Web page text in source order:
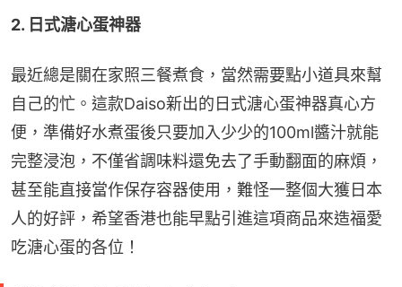
2. 日式溏心蛋神器
最近總是關在家照三餐煮食，當然需要點小道具來幫
自己的忙。這款Daiso新出的日式溏心蛋神器真心方
便，準備好水煮蛋後只要加入少少的100ml醬汁就能
完整浸泡，不僅省調味料還免去了手動翻面的麻煩，
甚至能直接當作保存容器使用，難怪一整個大獲日本
人的好評，希望香港也能早點引進這項商品來造福愛
吃溏心蛋的各位！